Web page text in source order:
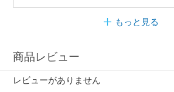
もっと見る
商品レビュー
レビューがありません